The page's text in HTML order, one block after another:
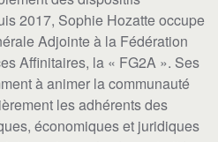
2017, Sophie Hozatte occupe
Adjointe à la Fédération
Affinitaires, la « FG2A ». Ses
à animer la communauté
les adhérents des
économiques et juridiques